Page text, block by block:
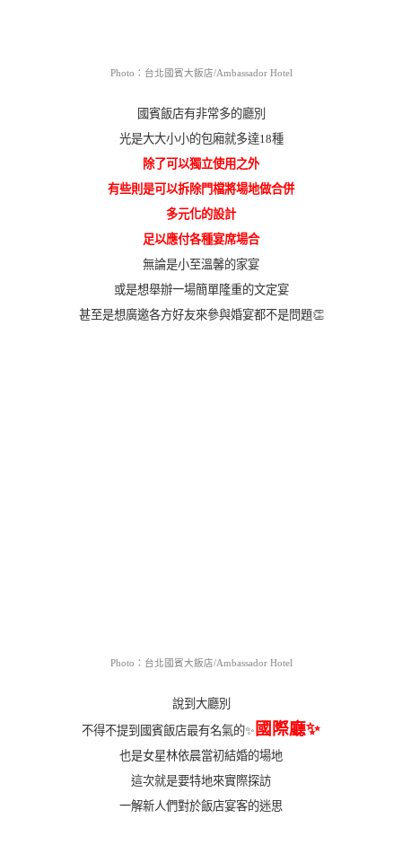
Photo：台北國賓大飯店/Ambassador Hotel
國賓飯店有非常多的廳別
光是大大小小的包廂就多達18種
除了可以獨立使用之外
有些則是可以拆除門檔將場地做合併
多元化的設計
足以應付各種宴席場合
無論是小至溫馨的家宴
或是想舉辦一場簡單隆重的文定宴
甚至是想廣邀各方好友來參與婚宴都不是問題👏
Photo：台北國賓大飯店/Ambassador Hotel
說到大廳別
不得不提到國賓飯店最有名氣的✨ 國際廳✨
也是女星林依晨當初結婚的場地
這次就是要特地來實際探訪
一解新人們對於飯店宴客的迷思